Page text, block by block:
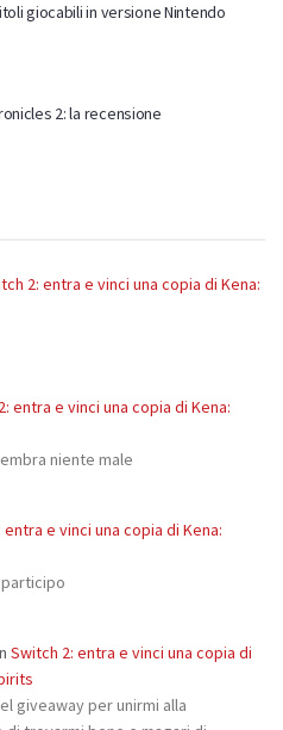
giocabili in versione Nintendo
2: la recensione
2: entra e vinci una copia di Kena:
entra e vinci una copia di Kena:
niente male
entra e vinci una copia di Kena:
Switch 2: entra e vinci una copia di
giveaway per unirmi alla